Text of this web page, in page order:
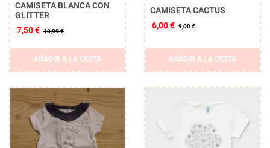
CAMISETA BLANCA CON
GLITTER
7,50 € 10,99 €
AÑADIR A LA CESTA
CAMISETA CACTUS
6,00 € 9,00 €
AÑADIR A LA CESTA